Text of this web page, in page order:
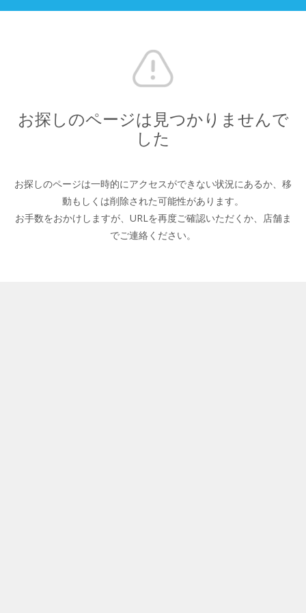
お探しのページは見つかりませんで
した
お探しのページは一時的にアクセスができない状況にあるか、 移
動もしくは削除された可能性があります。
お手数をおかけしますが、URLを再度ご確認いただくか、 店舗ま
でご連絡ください。